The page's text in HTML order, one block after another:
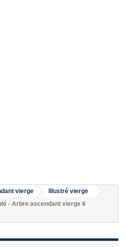
vierge
Illustré vierge
- Arbre ascendant vierge 6